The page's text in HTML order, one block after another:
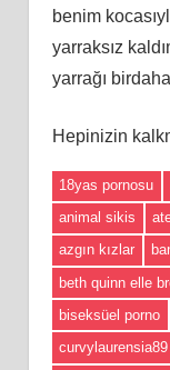
benim
yarraksız
yarrağı
Hepinizin
18yas pornosu
animal sikis
azgın kızlar
beth quinn elle
biseksüel porno